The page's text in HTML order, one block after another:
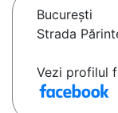
Bucureşti
Strada
Vezi profilul